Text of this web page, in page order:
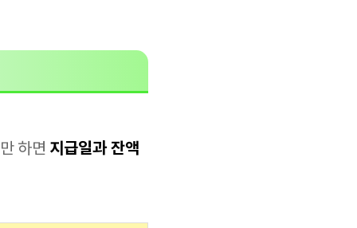
하면 지급일과 잔액